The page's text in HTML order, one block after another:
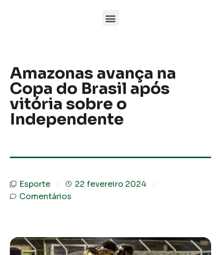
Amazonas avança na
Copa do Brasil após
vitória sobre o
Independente
Esporte
22 fevereiro 2024
Comentários